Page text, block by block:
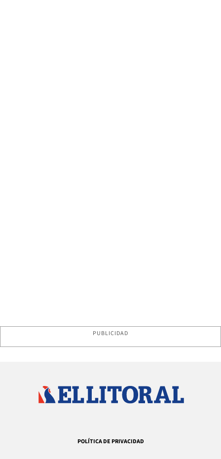
PUBLICIDAD
POLÍTICA DE PRIVACIDAD